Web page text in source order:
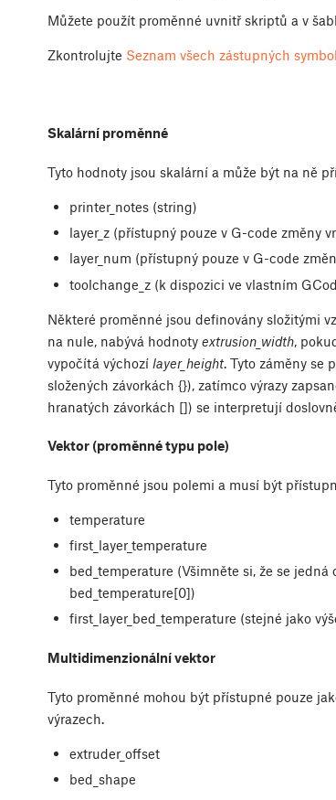
Můžete použít proměnné uvnitř skriptů a v
Zkontrolujte Seznam všech zástupných
Skalární proměnné
Tyto hodnoty jsou skalární a může být na ně
printer_notes (string)
layer_z (přístupný pouze v G-code změny
layer_num (přístupný pouze v G-code
toolchange_z (k dispozici ve vlastním
Některé proměnné jsou definovány složitými
na nule, nabývá hodnoty extrusion_width ,
vypočítá výchozí layer_height. Tyto záměny se
složených závorkách {}), zatímco výrazy
hranatých závorkách []) se interpretují
Vektor (proměnné typu pole)
Tyto proměnné jsou polemi a musí být
temperature
first_layer_temperature
bed_temperature (Všimněte si, že se
bed_temperature[0])
first_layer_bed_temperature (stejné jako
Multidimenzionální vektor
Tyto proměnné mohou být přístupné pouze
výrazech.
extruder_offset
bed_shape